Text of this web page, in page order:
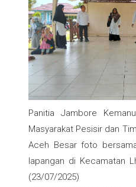
Panitia Jambore
Masyarakat Pesisir dan
Aceh Besar foto
lapangan di Kecamatan
(23/07/2025)